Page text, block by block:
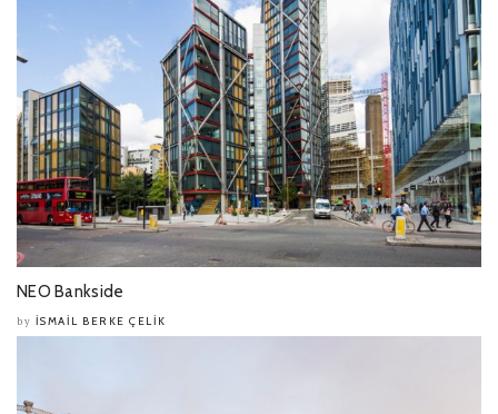
NEO Bankside
by İSMAIL BERKE ÇELIK